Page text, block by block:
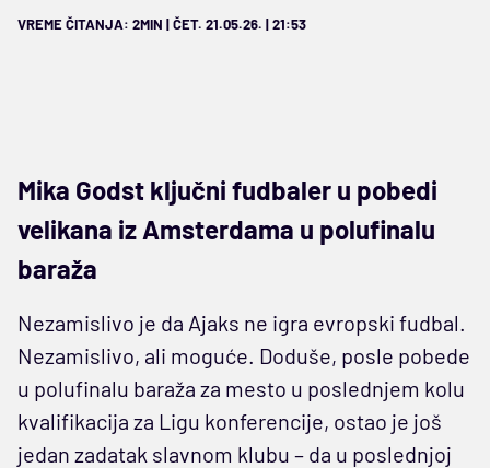
VREME ČITANJA: 2MIN | ČET. 21.05.26. | 21:53
Mika Godst ključni fudbaler u pobedi
velikana iz Amsterdama u polufinalu
baraža
Nezamislivo je da Ajaks ne igra evropski fudbal.
Nezamislivo, ali moguće. Doduše, posle pobede
u polufinalu baraža za mesto u poslednjem kolu
kvalifikacija za Ligu konferencije, ostao je još
jedan zadatak slavnom klubu – da u poslednjoj